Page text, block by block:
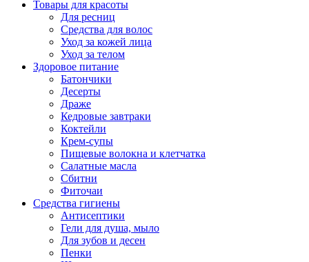
Товары для красоты
Для ресниц
Средства для волос
Уход за кожей лица
Уход за телом
Здоровое питание
Батончики
Десерты
Драже
Кедровые завтраки
Коктейли
Крем-супы
Пищевые волокна и клетчатка
Салатные масла
Сбитни
Фиточаи
Средства гигиены
Антисептики
Гели для душа, мыло
Для зубов и десен
Пенки